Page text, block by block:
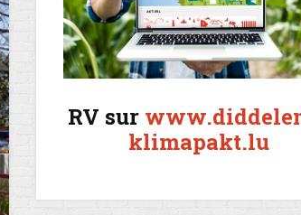
RV sur
klimapakt.lu